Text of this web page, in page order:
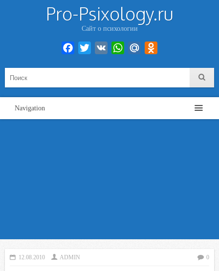
Pro-Psixology.ru
Сайт о психологии
Facebook
Twitter VK WhatsAppMail.Ru
Navigation
12.08.2010 ADMIN 0